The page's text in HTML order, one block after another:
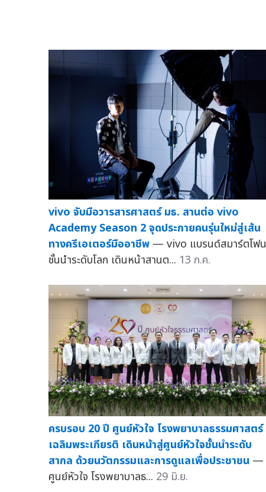
vivo จับมือวารสารศาสตร์ มธ. สานต่อ vivo
Academy Season 2 จุดประกายคนรุ่นใหม่สู่เส้น
ทางครีเอเตอร์มืออาชีพ — vivo แบรนด์สมาร์ตโฟน
ชั้นนำระดับโลก เดินหน้าสานต... 13 ก.ค.
ครบรอบ 20 ปี ศูนย์หัวใจ โรงพยาบาลธรรมศาสตร์
เฉลิมพระเกียรติ เดินหน้าสู่ศูนย์หัวใจชั้นนำระดับ
สากล ด้วยนวัตกรรมและการดูแลเพื่อประชาชน —
ศูนย์หัวใจ โรงพยาบาลธ... 29 มิ.ย.